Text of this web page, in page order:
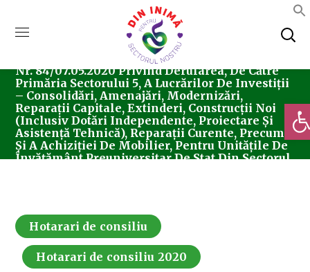
Consiliul Local Sector 5
Hotarari De Consiliu
Nr. 84/07.05.2020 Privind Derularea, De Către
Primăria Sectorului 5, A Lucrărilor De Investiții
– Consolidări, Amenajări, Modernizări,
Reparații Capitale, Extinderi, Construcții Noi
(inclusiv Dotări Independente, Proiectare Și
Asistență Tehnică), Reparații Curente, Precum
Și A Achiziției De Mobilier, Pentru Unitățile De
Învățământ Preuniversitar De Stat Din Sectorul
Hotarari de consiliu
Hotarari de consiliu 2020